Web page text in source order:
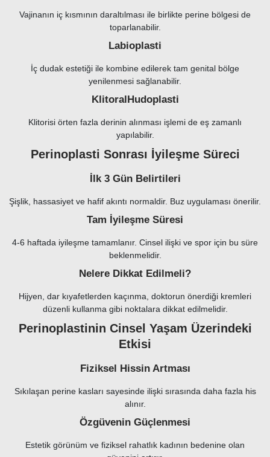
Vajinanın iç kısmının daraltılması ile birlikte perine bölgesi de
toparlanabilir.
Labioplasti
İç dudak estetiği ile kombine edilerek tam genital bölge
yenilenmesi sağlanabilir.
KlitoralHudoplasti
Klitorisi örten fazla derinin alınması işlemi de eş zamanlı
yapılabilir.
Perinoplasti Sonrası İyileşme Süreci
İlk 3 Gün Belirtileri
Şişlik, hassasiyet ve hafif akıntı normaldir. Buz uygulaması önerilir.
Tam İyileşme Süresi
4-6 haftada iyileşme tamamlanır. Cinsel ilişki ve spor için bu süre
beklenmelidir.
Nelere Dikkat Edilmeli?
Hijyen, dar kıyafetlerden kaçınma, doktorun önerdiği kremleri
düzenli kullanma gibi noktalara dikkat edilmelidir.
Perinoplastinin Cinsel Yaşam Üzerindeki
Etkisi
Fiziksel Hissin Artması
Sıkılaşan perine kasları sayesinde ilişki sırasında daha fazla his
alınır.
Özgüvenin Güçlenmesi
Estetik görünüm ve fiziksel rahatlık kadının bedenine olan